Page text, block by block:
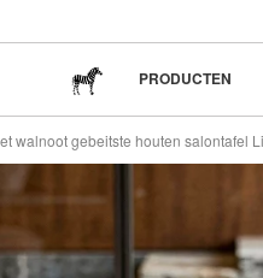
het creëren van een
huismeubelen zijn de nieuwe trend
PRODUCTEN
Ligna
walnoot gebeitste houten salontafel